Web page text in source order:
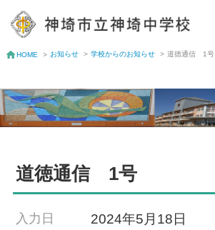
HOME > お知らせ > 学校からのお知らせ > 道徳通信 1号
道徳通信 1号
入力日 2024年5月18日